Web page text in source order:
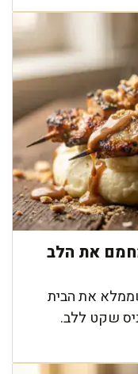
את הלב
את הבית
שקט ללב.